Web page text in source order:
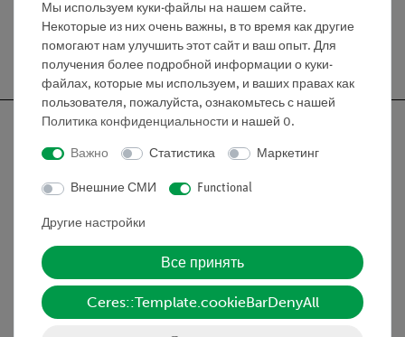
Бесплатная доставка от 300,- €
Nach oben
Информация
Контактное лицо
Условия сотрудничества
Мы используем куки-файлы на нашем сайте.
Некоторые из них очень важны, в то время как другие
помогают нам улучшить этот сайт и ваш опыт. Для
получения более подробной информации о куки-
файлах, которые мы используем, и ваших правах как
пользователя, пожалуйста, ознакомьтесь с нашей
Политика конфиденциальности и нашей 0.
Важно Статистика Маркетинг
Внешние СМИ Functional
Другие настройки
Все принять
Ceres::Template.cookieBarDenyAll